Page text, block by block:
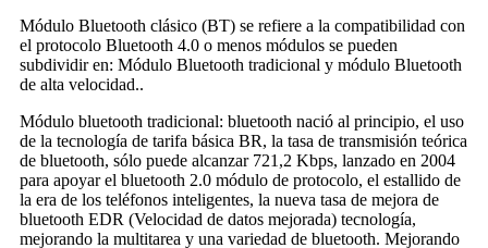
Módulo Bluetooth clásico (BT) se refiere a la compatibilidad con
el protocolo Bluetooth 4.0 o menos módulos se pueden
subdividir en: Módulo Bluetooth tradicional y módulo Bluetooth
de alta velocidad..
Módulo bluetooth tradicional: bluetooth nació al principio, el uso
de la tecnología de tarifa básica BR, la tasa de transmisión teórica
de bluetooth, sólo puede alcanzar 721,2 Kbps, lanzado en 2004
para apoyar el bluetooth 2.0 módulo de protocolo, el estallido de
la era de los teléfonos inteligentes, la nueva tasa de mejora de
bluetooth EDR (Velocidad de datos mejorada) tecnología,
mejorando la multitarea y una variedad de bluetooth. Mejorando